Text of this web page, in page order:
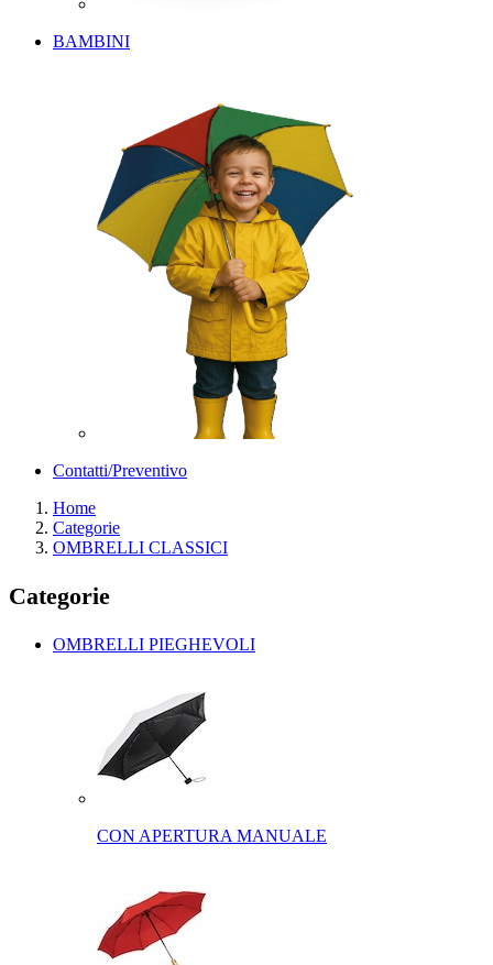
BAMBINI
Contatti/Preventivo
Home
Categorie
OMBRELLI CLASSICI
Categorie
OMBRELLI PIEGHEVOLI
CON APERTURA MANUALE